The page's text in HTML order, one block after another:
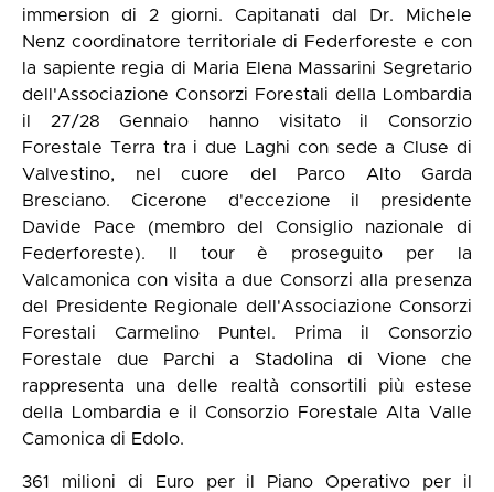
immersion di 2 giorni. Capitanati dal Dr. Michele
Nenz coordinatore territoriale di Federforeste e con
la sapiente regia di Maria Elena Massarini Segretario
dell'Associazione Consorzi Forestali della Lombardia
il 27/28 Gennaio hanno visitato il Consorzio
Forestale Terra tra i due Laghi con sede a Cluse di
Valvestino, nel cuore del Parco Alto Garda
Bresciano. Cicerone d'eccezione il presidente
Davide Pace (membro del Consiglio nazionale di
Federforeste). Il tour è proseguito per la
Valcamonica con visita a due Consorzi alla presenza
del Presidente Regionale dell'Associazione Consorzi
Forestali Carmelino Puntel. Prima il Consorzio
Forestale due Parchi a Stadolina di Vione che
rappresenta una delle realtà consortili più estese
della Lombardia e il Consorzio Forestale Alta Valle
Camonica di Edolo.
361 milioni di Euro per il Piano Operativo per il